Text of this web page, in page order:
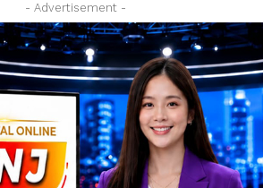
- Advertisement -